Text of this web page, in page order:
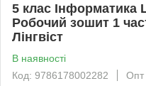
5 клас Інформатика
Робочий зошит 1
Лінгвіст
В наявності
Код: 9786178002282
Опт